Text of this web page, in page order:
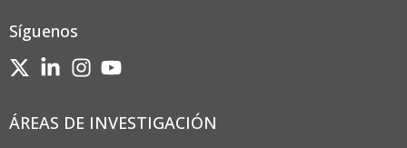
Síguenos
ÁREAS DE INVESTIGACIÓN